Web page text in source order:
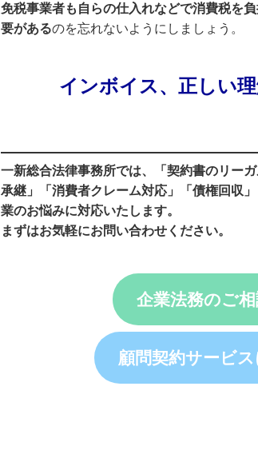
免税事業者も自らの仕入れなどで消費税を
要があるのを忘れないようにしましょう。
インボイス、正しい
一新総合法律事務所では、 「契約書のリー
承継」「消費者クレーム対応」「債権回収
業のお悩みに対応いたします。
まずはお気軽にお問い合わせください。
企業法務のご
顧問契約サービ